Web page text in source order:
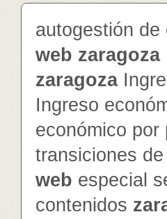
autogestión de
web zaragoza
zaragoza
Ingreso
económico
transiciones
web especial
contenidos